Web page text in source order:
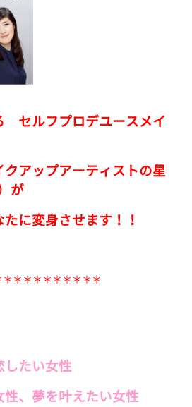
セルフプロデユースメイ
アップアーティストの星
が
に変身させます！！
＊＊＊＊＊＊＊＊＊
たい女性
、夢を叶えたい女性